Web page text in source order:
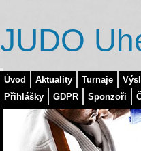
Úvod Aktuality Turnaje
Přihlášky
GDPR Sponzoři
JUDO